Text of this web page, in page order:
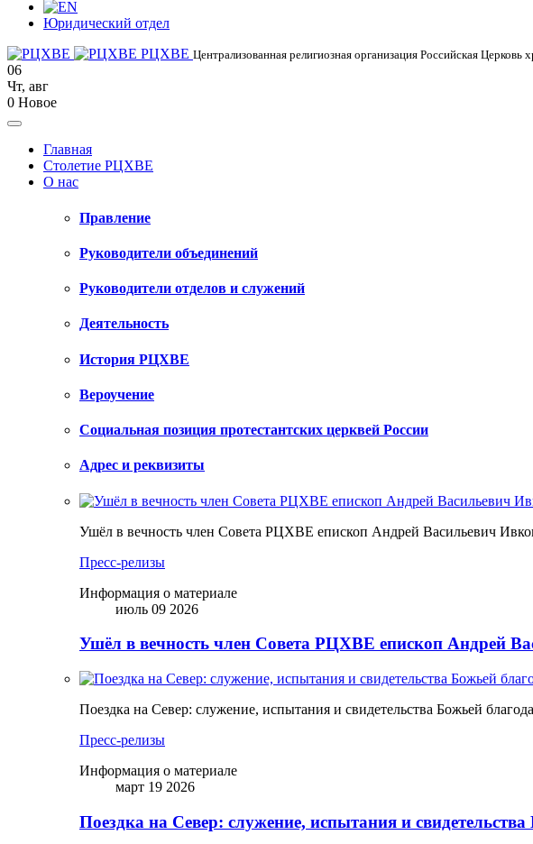
Юридический отдел
РЦХВЕ Централизованная религиозная организация Российская Церковь
06
Чт, авг
0 Новое
Главная
Столетие РЦХВЕ
О нас
Правление
Руководители объединений
Руководители отделов и служений
Деятельность
История РЦХВЕ
Вероучение
Социальная позиция протестантских церквей России
Адрес и реквизиты
Ушёл в вечность член Совета РЦХВЕ епископ Андрей Васильевич
Пресс-релизы
Информация о материале
июль 09 2026
Ушёл в вечность член Совета РЦХВЕ епископ Андрей
Поездка на Север: служение, испытания и свидетельства Божьей
Пресс-релизы
Информация о материале
март 19 2026
Поездка на Север: служение, испытания и